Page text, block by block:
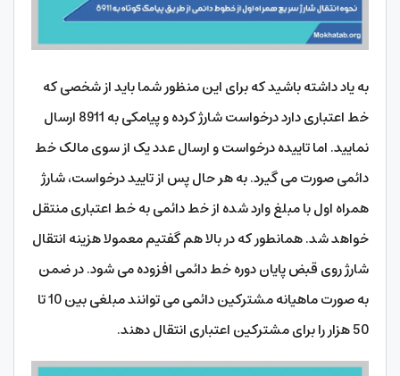
به یاد داشته باشید که برای این منظور شما باید از شخصی که
خط اعتباری دارد درخواست شارژ کرده و پیامکی به 8911 ارسال
نمایید. اما تاییده درخواست و ارسال عدد یک از سوی مالک خط
دائمی صورت می گیرد. به هر حال پس از تایید درخواست، شارژ
همراه اول با مبلغ وارد شده از خط دائمی به خط اعتباری منتقل
خواهد شد. همانطور که در بالا هم گفتیم معمولا هزینه انتقال
شارژ روی قبض پایان دوره خط دائمی افزوده می شود. در ضمن
به صورت ماهیانه مشترکین دائمی می توانند مبلغی بین 10 تا
50 هزار را برای مشترکین اعتباری انتقال دهند.